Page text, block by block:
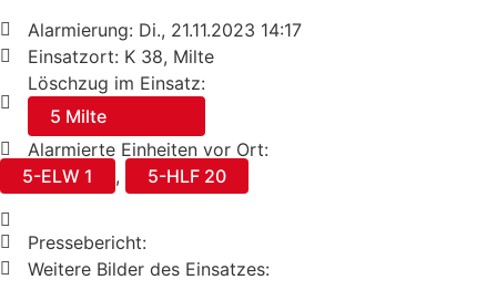
Alarmierung: Di., 21.11.2023 14:17
Einsatzort: K 38, Milte
Löschzug im Einsatz:
5 Milte
Alarmierte Einheiten vor Ort:
5-ELW 1
, 5-HLF 20
Pressebericht:
Weitere Bilder des Einsatzes: